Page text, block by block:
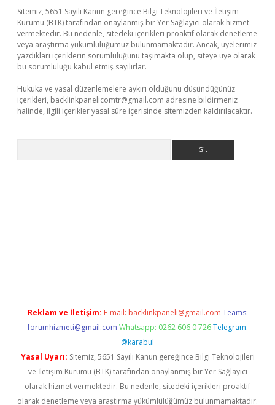
Sitemiz, 5651 Sayılı Kanun gereğince Bilgi Teknolojileri ve İletişim
Kurumu (BTK) tarafından onaylanmış bir Yer Sağlayıcı olarak hizmet
vermektedir. Bu nedenle, sitedeki içerikleri proaktif olarak denetleme
veya araştırma yükümlülüğümüz bulunmamaktadır. Ancak, üyelerimiz
yazdıkları içeriklerin sorumluluğunu taşımakta olup, siteye üye olarak
bu sorumluluğu kabul etmiş sayılırlar.
Hukuka ve yasal düzenlemelere aykırı olduğunu düşündüğünüz
içerikleri, backlinkpanelicomtr@gmail.com adresine bildirmeniz
halinde, ilgili içerikler yasal süre içerisinde sitemizden kaldırılacaktır.
Reklam ve İletişim: E-mail: backlinkpaneli@gmail.com Teams:
forumhizmeti@gmail.com Whatsapp: 0262 606 0 726 Telegram:
@karabul
Yasal Uyarı: Sitemiz, 5651 Sayılı Kanun gereğince Bilgi Teknolojileri
ve İletişim Kurumu (BTK) tarafından onaylanmış bir Yer Sağlayıcı
olarak hizmet vermektedir. Bu nedenle, sitedeki içerikleri proaktif
olarak denetleme veya araştırma yükümlülüğümüz bulunmamaktadır.